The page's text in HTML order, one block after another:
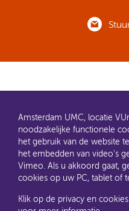
AMC en VUmc zijn al een
Dit gaat u ook merken aan
informatie verhuist naar
amsterdamumc.org
Amsterdam UMC, locatie
noodzakelijke functionele
het gebruik van de website
het embedden van video's
Vimeo. Als u akkoord gaat,
cookies op uw PC, tablet of
Klik op de privacy en